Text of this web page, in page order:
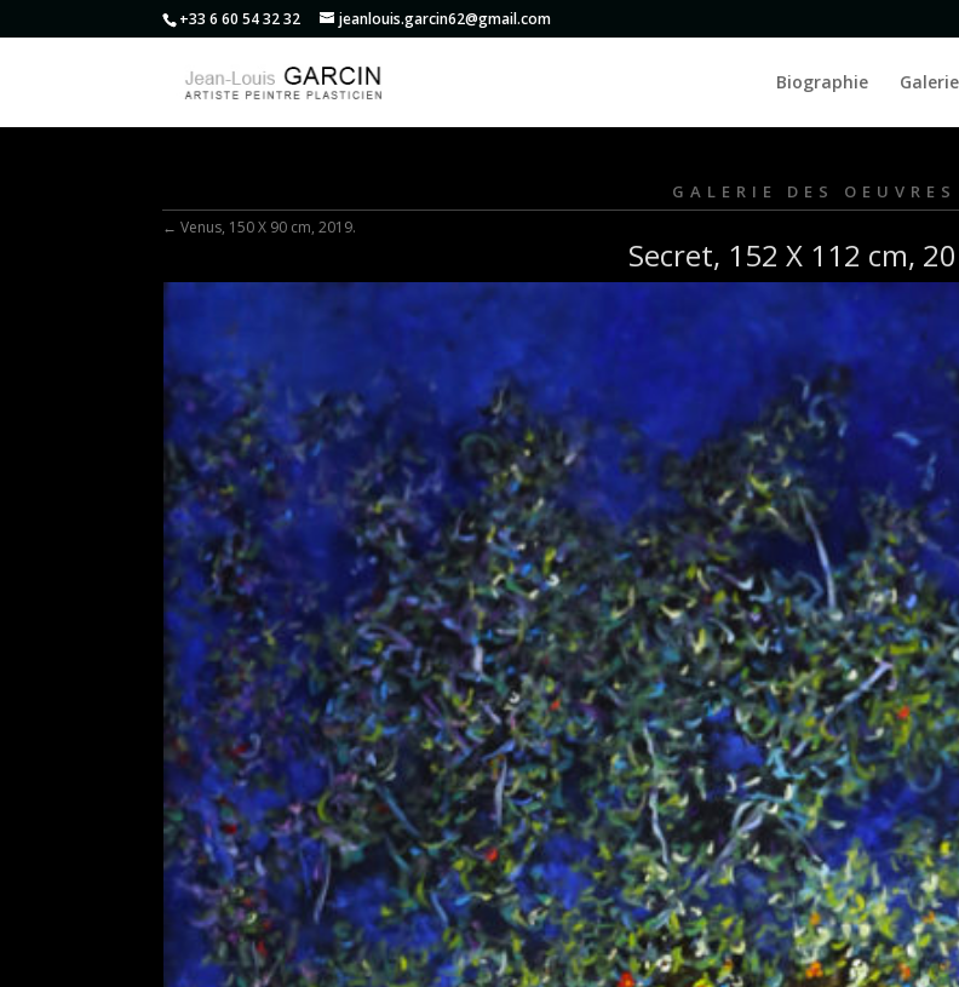
+33 6 60 54 32 32 jeanlouis.garcin62@gmail.com
Biographie
GALERIE DES OEUVRES
←Venus, 150 X 90 cm, 2019.
Secret, 152 X 112 cm,